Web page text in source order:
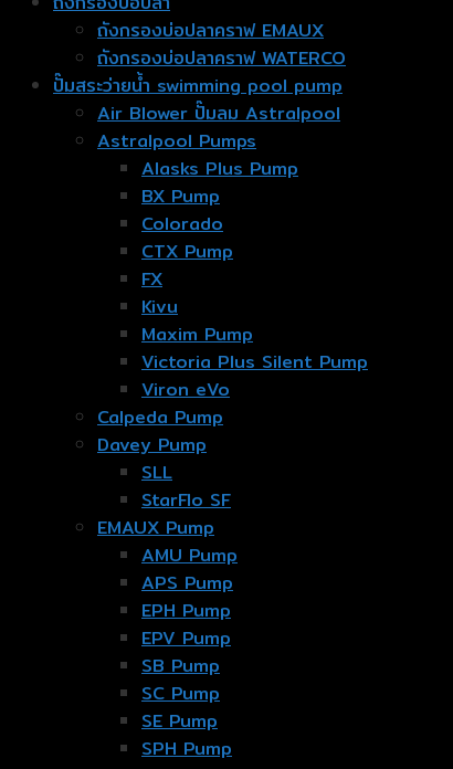
ถังกรองบ่อปลาคราฟ EMAUX
ถังกรองบ่อปลาคราฟ WATERCO
ปั๊มสระว่ายน้ำ swimming pool pump
Air Blower ปั๊มลม Astralpool
Astralpool Pumps
Alasks Plus Pump
BX Pump
Colorado
CTX Pump
FX
Kivu
Maxim Pump
Victoria Plus Silent Pump
Viron eVo
Calpeda Pump
Davey Pump
SLL
StarFlo SF
EMAUX Pump
AMU Pump
APS Pump
EPH Pump
EPV Pump
SB Pump
SC Pump
SE Pump
SPH Pump